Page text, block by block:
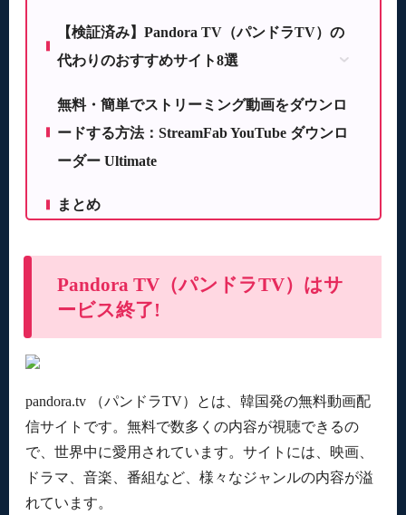
【検証済み】Pandora TV（パンドラTV）の
代わりのおすすめサイト8選
Dailymotion
Vimeo
123Movies
Vexmovies
泥巴影院
iQIYI（愛奇芸）
無料・簡単でストリーミング動画をダウンロ
ードする方法：StreamFab YouTube ダウンロ
ーダー Ultimate
まとめ
Pandora TV（パンドラTV）はサ
ービス終了!
pandora.tv （パンドラTV）とは、韓国発の無料動画配
信サイトです。無料で数多くの内容が視聴できるの
で、世界中に愛用されています。サイトには、映画、
ドラマ、音楽、番組など、様々なジャンルの内容が溢
れています。